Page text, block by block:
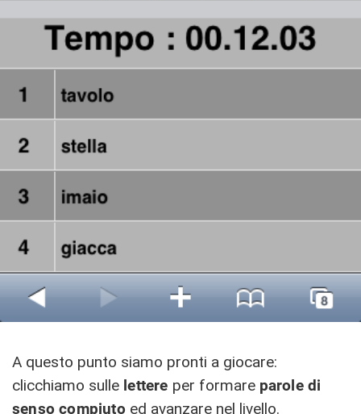
A questo punto siamo pronti a giocare:
clicchiamo sulle lettere per formare parole di
senso compiuto ed avanzare nel livello.